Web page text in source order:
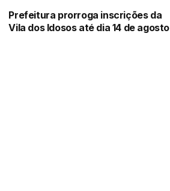
Prefeitura prorroga inscrições da
Vila dos Idosos até dia 14 de agosto